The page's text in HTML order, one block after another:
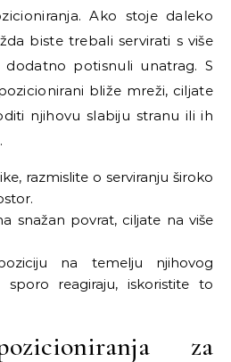
Ako stoje daleko
biste trebali servirati s više
potisnuli unatrag. S
bliže mreži, ciljate
njihovu slabiju stranu ili ih
razmislite o serviranju široko
snažan povrat, ciljate na više
na temelju njihovog
reagiraju, iskoristite to
za